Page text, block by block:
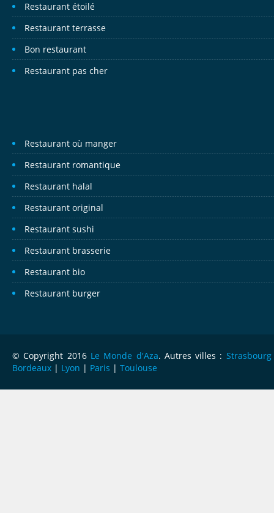
Restaurant étoilé
Restaurant terrasse
Bon restaurant
Restaurant pas cher
Restaurant où manger
Restaurant romantique
Restaurant halal
Restaurant original
Restaurant sushi
Restaurant brasserie
Restaurant bio
Restaurant burger
© Copyright 2016 Le Monde d'Aza. Autres villes : Strasbourg
Bordeaux | Lyon | Paris | Toulouse